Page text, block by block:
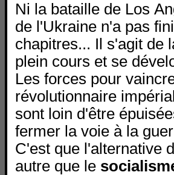
Ni la bataille de Los
de l'Ukraine n'a pas
chapitres... Il s'agit de
plein cours et se
Les forces pour
révolutionnaire
sont loin d'être
fermer la voie à la
C'est que l'alternative
autre que le